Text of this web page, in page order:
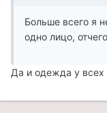
Больше всего я
одно лицо,
Да и одежда у всех